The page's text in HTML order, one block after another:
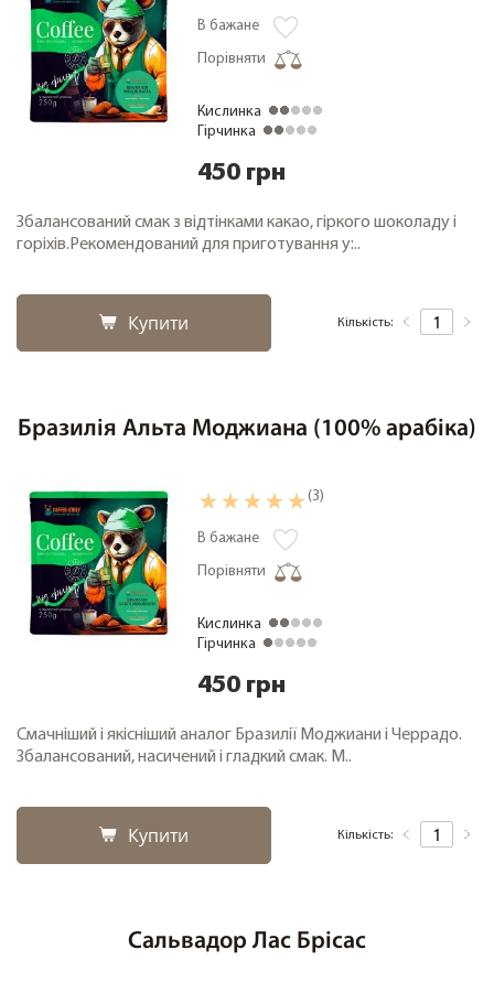
Кава дегустаційні набори
Кава фермерська
Кава свіжого обсмажування
Кава в зернах 1000 грам
Чорний чай
Cтатті
RU | UA +38 (068) 48 27 286
В бажане
Порівняти
Кислинка
Гірчинка
450 грн
Збалансований смак з відтінками какао, гіркого шоколаду і
горіхів.Рекомендований для приготування у:..
Купити Кількість:
Бразилія Альта Моджиана (100% арабіка)
(3)
В бажане
Порівняти
Кислинка
Гірчинка
450 грн
Смачніший і якісніший аналог Бразилії Моджиани і Черрадо.
Збалансований, насичений і гладкий смак. М..
Купити Кількість:
Сальвадор Лас Брісас